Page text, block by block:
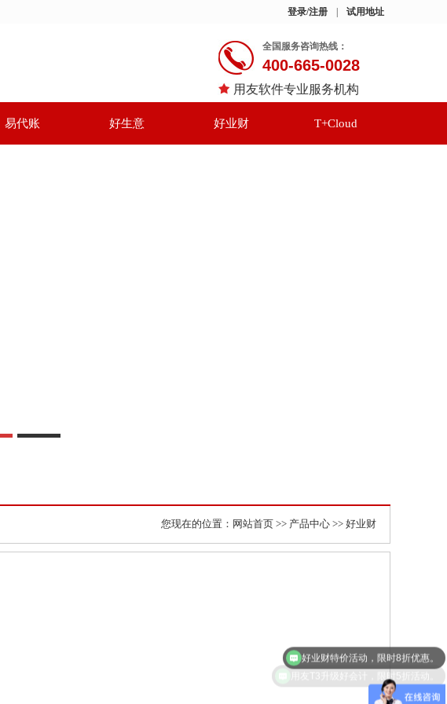
登录/注册 试用地址
全国服务咨询热线：
400-665-0028
用友软件专业服务机构
易代账 好生意 好业财 T+Cloud
您现在的位置： 网站首页 >> 产品中心 >> 好业财
用友T3升级好会计，限时5折活动。